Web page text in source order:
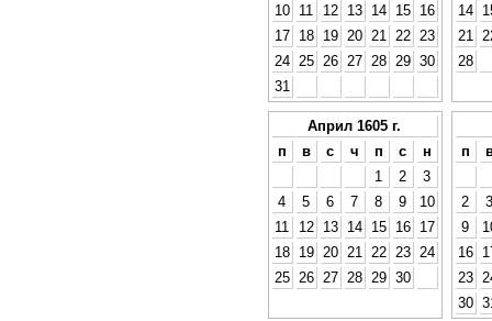
10
11 12 13 14 15
16
17
18 19 20 21 22
23
24
25 26 27 28 29 30
31
14
21
28
Април 1605 г.
п
в с ч п с
н
1
2
3
4
5 6 7 8 9
10
11
12 13 14 15 16
17
18
19 20 21 22 23
24
25
26 27 28 29 30
п
2
3
9
16
23
30